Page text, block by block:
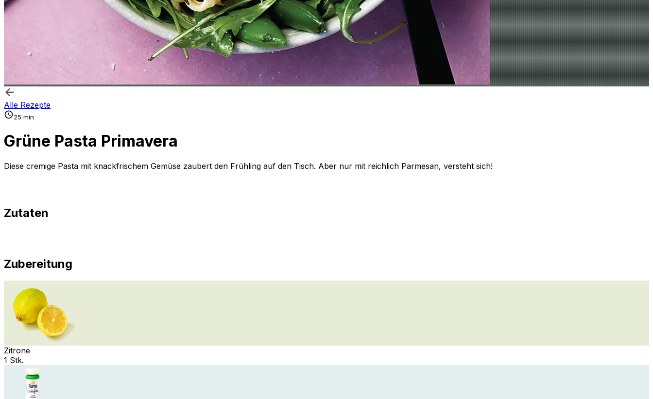
Alle Rezepte
25 min
Grüne Pasta Primavera
Diese cremige Pasta mit knackfrischem Gemüse zaubert den Frühling auf den Tisch. Aber nur mit reichlich Parmesan, versteht sich!
Zutaten
Zubereitung
Zitrone
1 Stk.